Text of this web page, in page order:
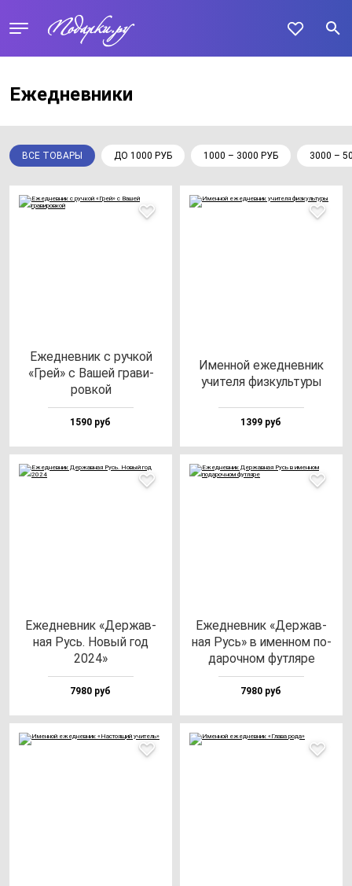
Ежедневники
ВСЕ ТОВАРЫ ДО 1000 РУБ 1000 – 3000 РУБ 3000 –
Ежед­нев­ник с руч­кой
«Грей» с Вашей гра­ви­
ров­кой
1590 руб
Имен­ной ежед­нев­ник
учи­те­ля физ­куль­ту­ры
1399 руб
Ежед­нев­ник «Дер­жав­
ная Русь. Новый год
2024»
7980 руб
Ежед­нев­ник «Дер­жав­
ная Русь» в имен­ном по­
да­роч­ном фут­ля­ре
7980 руб